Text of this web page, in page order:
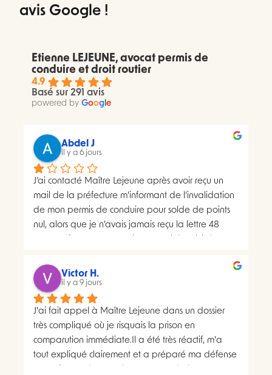
avis Google !
Etienne LEJEUNE, avocat permis de
conduire et droit routier
4.9
Basé sur 291 avis
powered by Goog e
Abdel J
il y a 6 jours
J’ai contacté Maître Lejeune après avoir reçu un
mail de la préfecture m’informant de l’invalidation
de mon permis de conduire pour solde de points
nul, alors que je n’avais jamais reçu la lettre 48
distributions à deux dates différentes, ce qui me
semblait présenter une anomalie nécessitant une
analyse juridique.Après avoir consulté les
nombreux avis positifs concernant Maître Lejeune,
je lui ai envoyé par courriel l’intégralité de mon
dossier. Je lui ai également demandé, à plusieurs
reprises, de m’indiquer clairement le montant de
Victor H.
il y a 9 jours
J'ai fait appel à Maître Lejeune dans un dossier
très compliqué où je risquais la prison en
comparution immédiate.Il a été très réactif, m'a
tout expliqué clairement et a préparé ma défense